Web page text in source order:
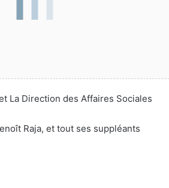
La Direction des Affaires Sociales
Raja, et tout ses suppléants